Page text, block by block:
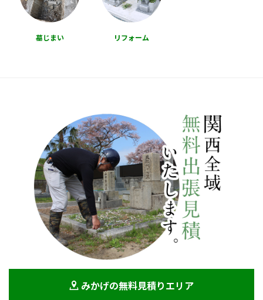
墓じまい リフォーム
みかげの無料見積りエリア